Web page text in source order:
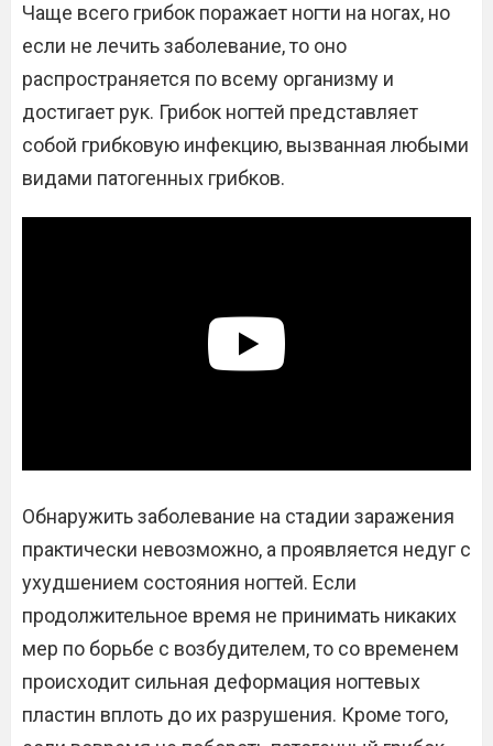
Чаще всего грибок поражает ногти на ногах, но
если не лечить заболевание, то оно
распространяется по всему организму и
достигает рук. Грибок ногтей представляет
собой грибковую инфекцию, вызванная любыми
видами патогенных грибков.
Обнаружить заболевание на стадии заражения
практически невозможно, а проявляется недуг с
ухудшением состояния ногтей. Если
продолжительное время не принимать никаких
мер по борьбе с возбудителем, то со временем
происходит сильная деформация ногтевых
пластин вплоть до их разрушения. Кроме того,